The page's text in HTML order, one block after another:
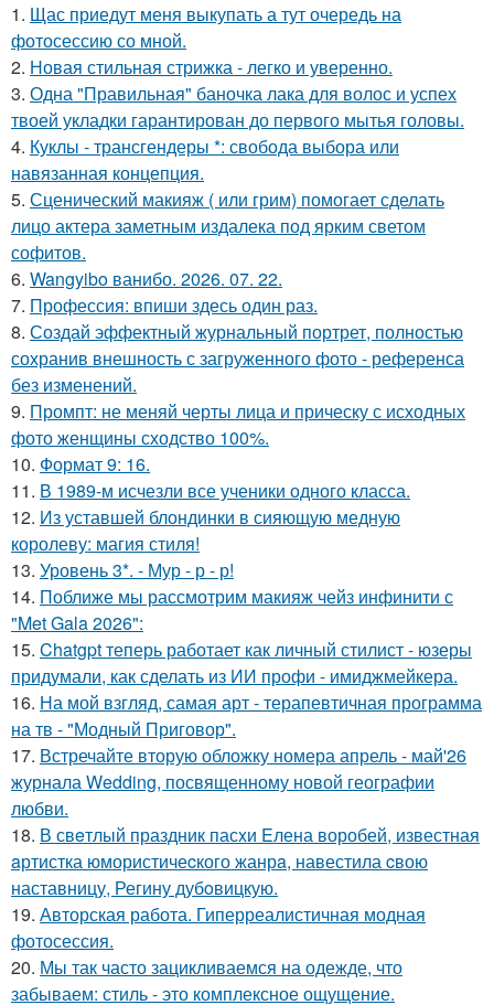
1. Щас приедут меня выкупать а тут очередь на
фотосессию со мной.
2. Новая стильная стрижка - легко и уверенно.
3. Одна "Правильная" баночка лака для волос и успех
твоей укладки гарантирован до первого мытья головы.
4. Куклы - трансгендеры *: свобода выбора или
навязанная концепция.
5. Сценический макияж ( или грим) помогает сделать
лицо актера заметным издалека под ярким светом
софитов.
6. Wangyibo ванибо. 2026. 07. 22.
7. Профессия: впиши здесь один раз.
8. Создай эффектный журнальный портрет, полностью
сохранив внешность с загруженного фото - референса
без изменений.
9. Промпт: не меняй черты лица и прическу с исходных
фото женщины сходство 100%.
10. Формат 9: 16.
11. В 1989-м исчезли все ученики одного класса.
12. Из уставшей блондинки в сияющую медную
королеву: магия стиля!
13. Уровень 3*. - Мур - р - р!
14. Поближе мы рассмотрим макияж чейз инфинити с
"Met Gala 2026":
15. Chatgpt теперь работает как личный стилист - юзеры
придумали, как сделать из ИИ профи - имиджмейкера.
16. На мой взгляд, самая арт - терапевтичная программа
на тв - "Модный Приговор".
17. Встречайте вторую обложку номера апрель - май'26
журнала Wedding, посвященному новой географии
любви.
18. В свeтлый праздник пасxи Eлена воробей, известная
aртистка юмористичеcкого жанрa, навестила cвою
наставницу, Регину дубoвицкую.
19. Авторская работа. Гиперреалистичная модная
фотосессия.
20. Мы так часто зацикливаемся на одежде, что
забываем: стиль - это комплексное ощущение.